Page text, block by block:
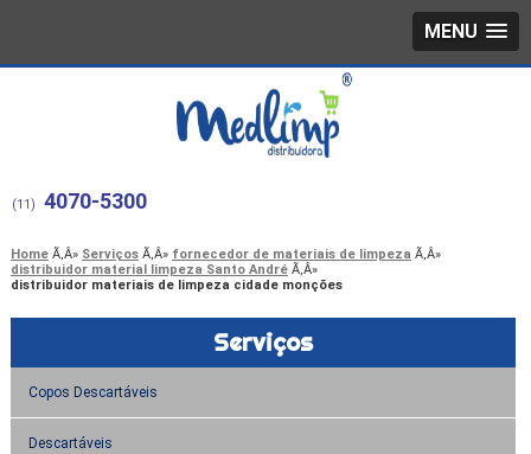
MENU
(11) 4070-5300
Home Serviços
fornecedor de materiais de limpeza
distribuidor material limpeza Santo André
distribuidor materiais de limpeza cidade monções
Serviços
Copos Descartáveis
Descartáveis